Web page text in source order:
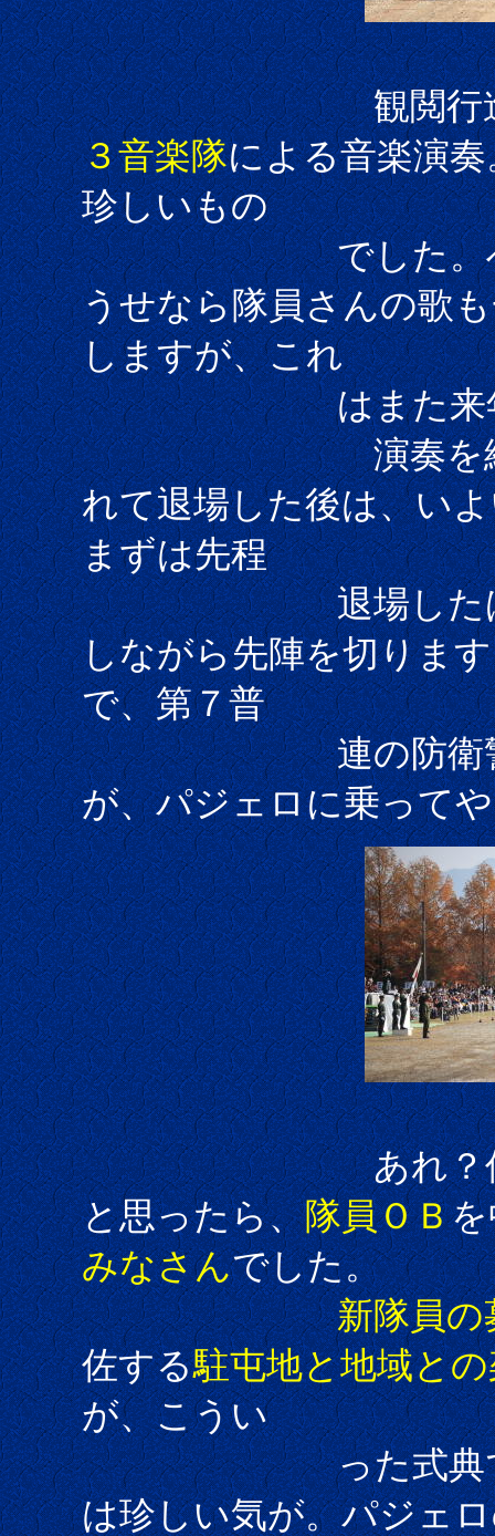
観閲行進の準備
３音楽隊による音楽演
珍しいもの
でした。へー、
うせなら隊員さんの歌
しますが、これ
はまた来年以降
演奏を終えた第
れて退場した後は、い
まずは先程
退場したば
しながら先陣を切りま
で、第７普
連の防衛警備
が、パジェロに乗って
あれ？何だろう
と思ったら、隊員ＯＢ
みなさんでした。
新隊員の
佐する駐屯地と地域と
が、こうい
った式典でスポ
は珍しい気が。パジェ